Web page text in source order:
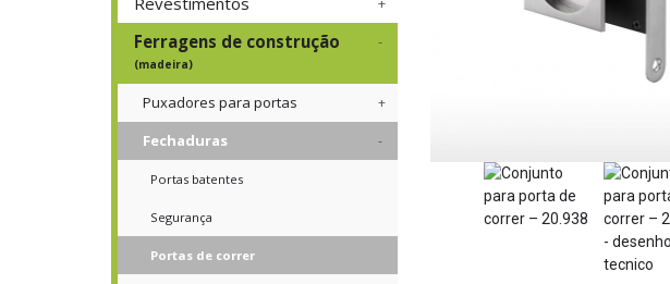
Ferragens de construção
(madeira)
Puxadores para portas
Fechaduras
Portas batentes
Segurança
Portas de correr